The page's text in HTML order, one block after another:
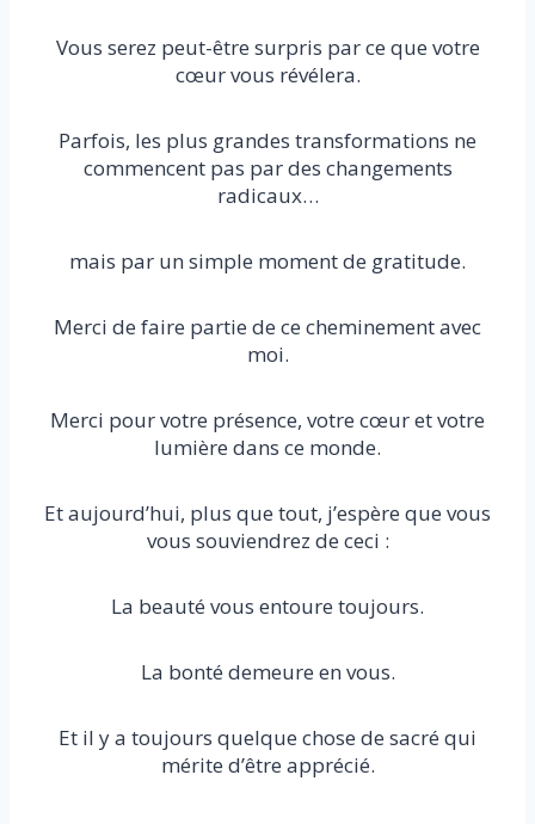
Vous serez peut-être surpris par ce que votre
cœur vous révélera.
Parfois, les plus grandes transformations ne
commencent pas par des changements
radicaux…
mais par un simple moment de gratitude.
Merci de faire partie de ce cheminement avec
moi.
Merci pour votre présence, votre cœur et votre
lumière dans ce monde.
Et aujourd’hui, plus que tout, j’espère que vous
vous souviendrez de ceci :
La beauté vous entoure toujours.
La bonté demeure en vous.
Et il y a toujours quelque chose de sacré qui
mérite d’être apprécié.